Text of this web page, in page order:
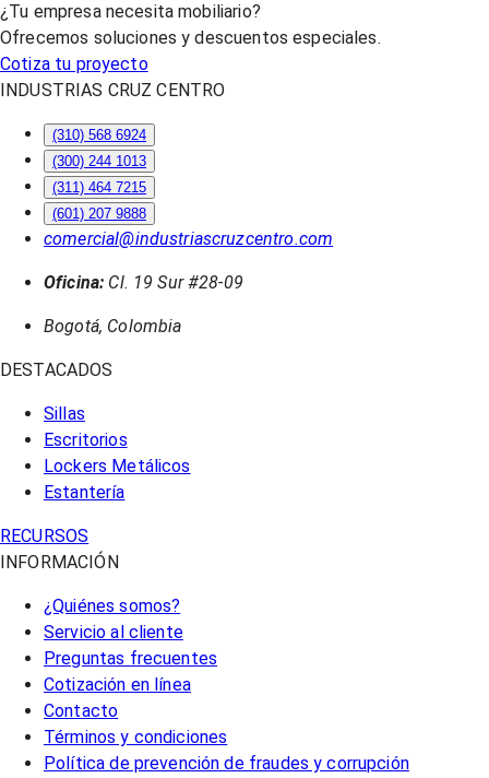
¿Tu empresa necesita mobiliario?
Ofrecemos soluciones y descuentos especiales.
Cotiza tu proyecto
INDUSTRIAS CRUZ CENTRO
(310) 568 6924
(300) 244 1013
(311) 464 7215
(601) 207 9888
comercial@industriascruzcentro.com
Oficina: Cl. 19 Sur #28-09
Bogotá, Colombia
DESTACADOS
Sillas
Escritorios
Lockers Metálicos
Estantería
RECURSOS
INFORMACIÓN
¿Quiénes somos?
Servicio al cliente
Preguntas frecuentes
Cotización en línea
Contacto
Términos y condiciones
Política de prevención de fraudes y corrupción